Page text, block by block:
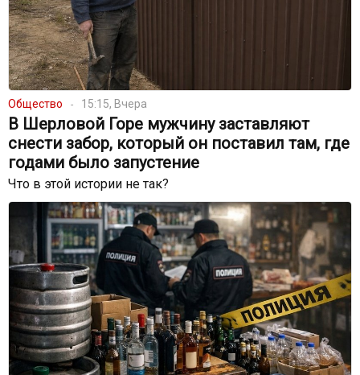
Общество 15:15, Вчера
В Шерловой Горе мужчину заставляют
снести забор, который он поставил там, где
годами было запустение
Что в этой истории не так?